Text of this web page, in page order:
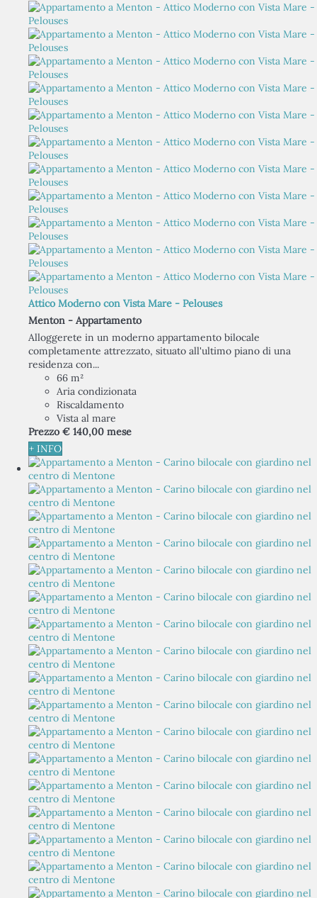
Attico Moderno con Vista Mare - Pelouses
Menton - Appartamento
Alloggerete in un moderno appartamento bilocale
completamente attrezzato, situato all'ultimo piano di una
residenza con...
66 m²
Aria condizionata
Riscaldamento
Vista al mare
Prezzo € 140,00 mese
+ INFO